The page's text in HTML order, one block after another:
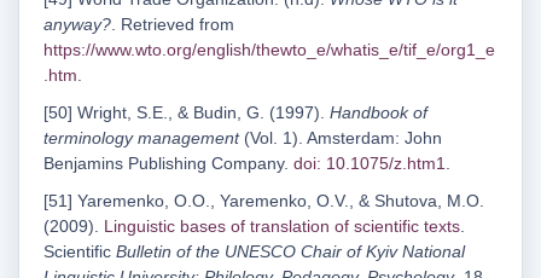
anyway?. Retrieved from
https://www.wto.org/english/thewto_e/whatis_e/tif_e/org1_e
.htm.
[50] Wright, S.E., & Budin, G. (1997). Handbook of
terminology management(Vol. 1). Amsterdam: John
Benjamins Publishing Company. doi: 10.1075/z.htm1.
[51] Yaremenko, O.O., Yaremenko, O.V., & Shutova, M.O.
(2009). Linguistic bases of translation of scientific texts.
Scientific Bulletin of the UNESCO Chair of Kyiv National